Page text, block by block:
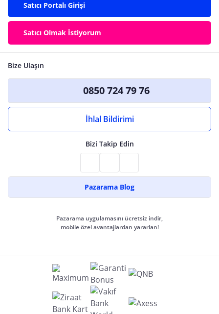
Satıcı Portalı Girişi
Satıcı Olmak İstiyorum
Bize Ulaşın
0850 724 79 76
İhlal Bildirimi
Bizi Takip Edin
Pazarama Blog
Pazarama uygulamasını ücretsiz indir,
mobile özel avantajlardan yararlan!